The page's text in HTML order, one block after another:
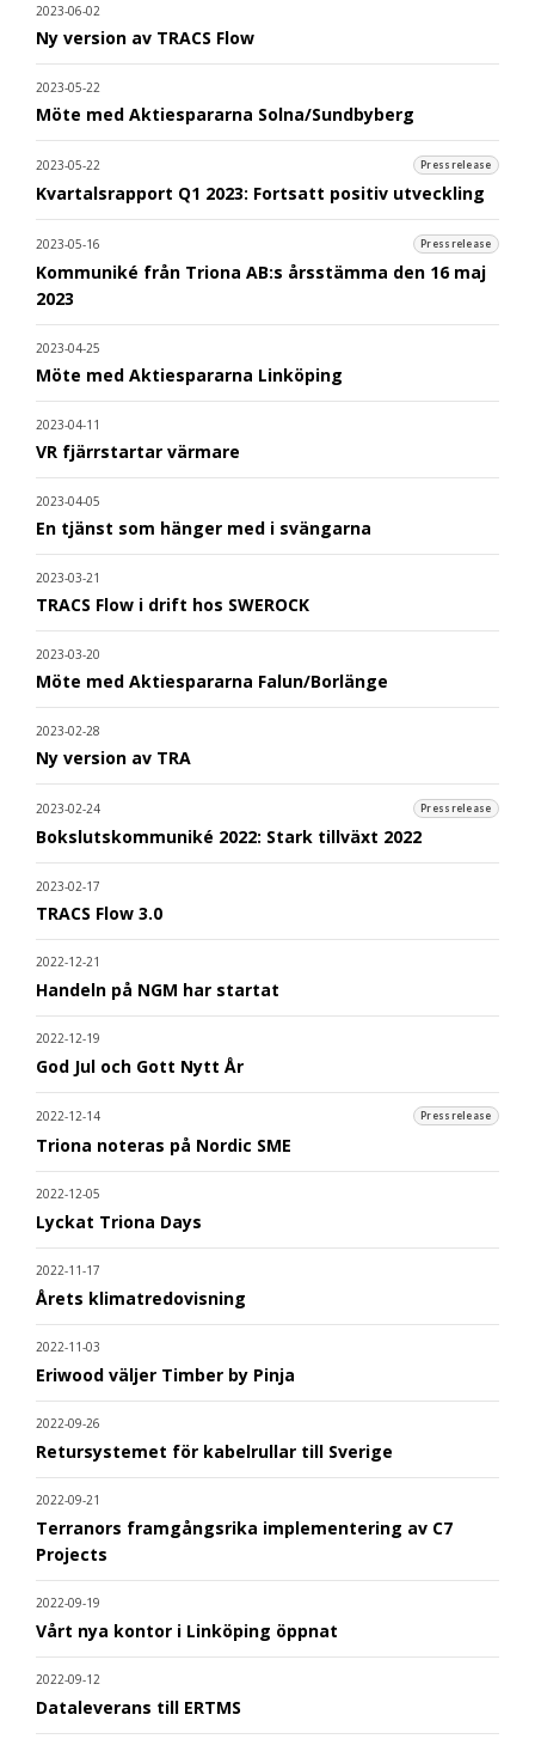
2023-06-02
Ny version av TRACS Flow
2023-05-22
Möte med Aktiespararna Solna/Sundbyberg
2023-05-22 Pressrelease
Kvartalsrapport Q1 2023: Fortsatt positiv utveckling
2023-05-16 Pressrelease
Kommuniké från Triona AB:s årsstämma den 16 maj
2023
2023-04-25
Möte med Aktiespararna Linköping
2023-04-11
VR fjärrstartar värmare
2023-04-05
En tjänst som hänger med i svängarna
2023-03-21
TRACS Flow i drift hos SWEROCK
2023-03-20
Möte med Aktiespararna Falun/Borlänge
2023-02-28
Ny version av TRA
2023-02-24 Pressrelease
Bokslutskommuniké 2022: Stark tillväxt 2022
2023-02-17
TRACS Flow 3.0
2022-12-21
Handeln på NGM har startat
2022-12-19
God Jul och Gott Nytt År
2022-12-14 Pressrelease
Triona noteras på Nordic SME
2022-12-05
Lyckat Triona Days
2022-11-17
Årets klimatredovisning
2022-11-03
Eriwood väljer Timber by Pinja
2022-09-26
Retursystemet för kabelrullar till Sverige
2022-09-21
Terranors framgångsrika implementering av C7
Projects
2022-09-19
Vårt nya kontor i Linköping öppnat
2022-09-12
Dataleverans till ERTMS